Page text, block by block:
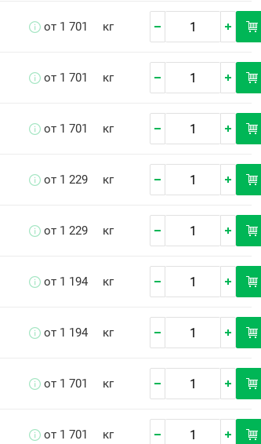
от 1 701 кг
от 1 701 кг
от 1 701 кг
от 1 229 кг
от 1 229 кг
от 1 194 кг
от 1 194 кг
от 1 701 кг
от 1 701 кг